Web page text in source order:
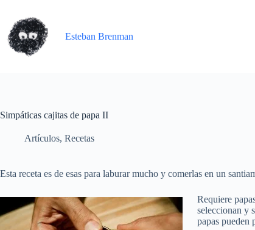
content
Esteban Brenman
Simpáticas cajitas de papa II
Artículos, Recetas
Esta receta es de esas para laburar mucho y comerlas en un
Requiere
seleccionan y
papas pueden